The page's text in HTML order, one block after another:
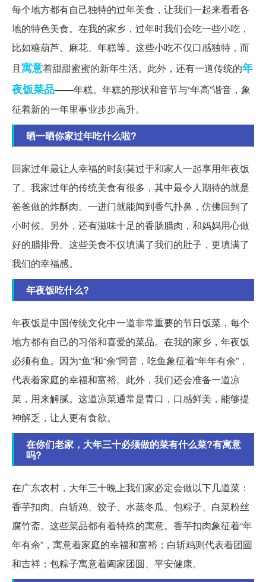
每个地方都有自己独特的过年美食，让我们一起来看看各
地的特色美食。在我的家乡，过年时我们会吃一些小吃，
比如糖葫芦、麻花、年糕等。这些小吃不仅口感独特，而
且寓意着甜甜蜜蜜的新年生活。此外，还有一道传统的年
夜饭菜品——年糕。年糕的形状和音节与“年高”谐音，象
征着新的一年里事业步步高升。
晒一晒你家过年吃什么啦?
回家过年最让人幸福的时刻莫过于和家人一起享用年夜饭
了。我家过年的传统美食有很多，其中最令人期待的就是
爸爸做的炸酥肉。一进门就能闻到香气扑鼻，仿佛回到了
小时候。另外，还有滋味十足的香肠腊肉，和妈妈用心做
好的腊排骨。这些美食不仅填满了我们的肚子，更填满了
我们的幸福感。
年夜饭吃什么?
年夜饭是中国传统文化中一道非常重要的节日饭菜，每个
地方都有自己的习俗和喜爱的菜品。在我的家乡，年夜饭
必须有鱼。因为“鱼”和“余”同音，吃鱼象征着“年年有余”，
代表着家庭的幸福和富裕。此外，我们还会准备一道凉
菜，用来解腻。这道凉菜通常是青口，口感鲜美，能够提
神解乏，让人更有食欲。
在你们老家，大年三十必须做的菜有什么菜?有寓意
吗?
在广东农村，大年三十晚上我们家必定会做以下几道菜：
香芋扣肉、白斩鸡、饺子、水蒸冬瓜、包粽子、白菜粉丝
腐竹斋。这些菜品都有着特殊的寓意。香芋扣肉象征着“年
年有余”，寓意着家庭的幸福和富裕；白斩鸡则代表着团圆
和吉祥；包粽子寓意着阖家团圆、平安健康。